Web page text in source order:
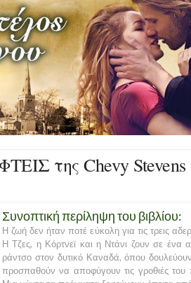
της Chevy Stevens
Συνοπτική περίληψη του βιβλίου:
Η ζωή δεν ήταν ποτέ εύκολη για τις τρεις
Η Τζες, η Κόρτνεϊ και η Ντάνι ζουν σε ένα
ράντσο στον δυτικό Καναδά, όπου
προσπαθούν να αποφύγουν τις γροθιές του